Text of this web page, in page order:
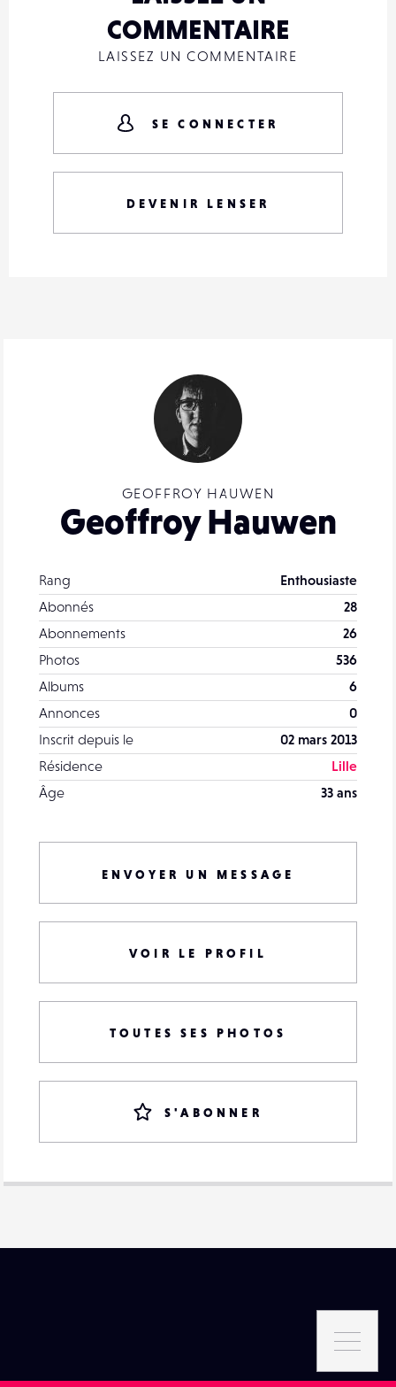
GEOFFROY HAUWEN
Geoffroy Hauwen
Rang
Enthousiaste
Abonnés
28
Abonnements
26
Photos
536
Albums
6
Annonces
0
Inscrit depuis le
02 mars 2013
Résidence
Lille
Âge
33 ans
ENVOYER UN MESSAGE
VOIR LE PROFIL
TOUTES SES PHOTOS
S'ABONNER
COMMENTAIRE
LAISSEZ UN COMMENTAIRE
SE CONNECTER
DEVENIR LENSER